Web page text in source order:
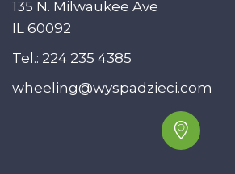
135 N. Milwaukee Ave
IL 60092
Tel.: 224 235 4385
wheeling@wyspadzieci.com